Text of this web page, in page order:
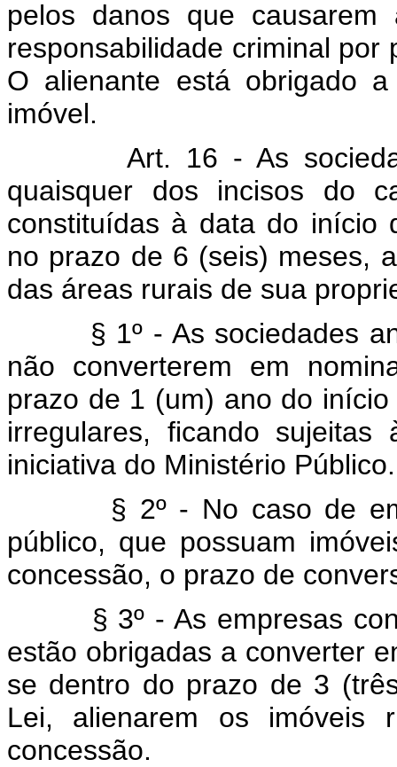
pelos danos que
responsabilidade criminal por
O alienante está obrigado
imóvel.
Art. 16 - As
quaisquer dos incisos do
constituídas à data do início
no prazo de 6 (seis) meses,
das áreas rurais de sua
§ 1º - As sociedades
não converterem em
prazo de 1 (um) ano do
irregulares, ficando
iniciativa do Ministério Público.
§ 2º - No caso de
público, que possuam
concessão, o prazo de
§ 3º - As empresas
estão obrigadas a converter
se dentro do prazo de 3
Lei, alienarem os imóveis
concessão.